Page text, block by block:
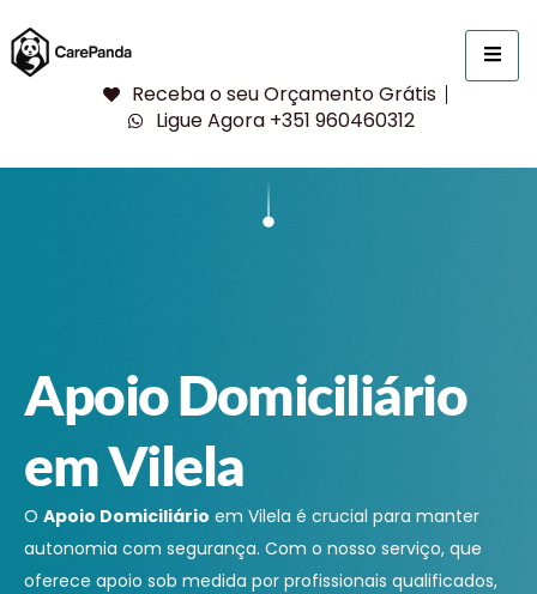
Receba o seu Orçamento Grátis
Ligue Agora +351 960460312
Apoio Domiciliário
em Vilela
O Apoio Domiciliário em Vilela é crucial para manter
autonomia com segurança. Com o nosso serviço, que
oferece apoio sob medida por profissionais qualificados,